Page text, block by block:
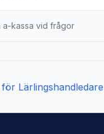
a-kassa vid frågor
för Lärlingshandledare